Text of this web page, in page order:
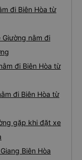
đi Biên Hòa từ
Giường nằm đi
đi Biên Hòa từ
đi Biên Hòa từ
gặp khi đặt xe
Biên Hòa